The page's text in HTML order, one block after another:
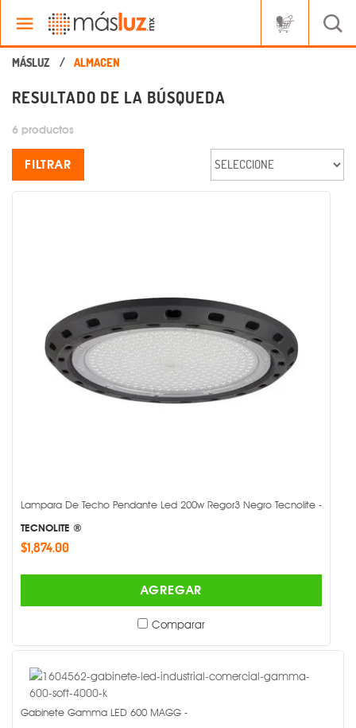
RESULTADO DE LA BÚSQUEDA
6 productos
FILTRAR
Lampara De Techo Pendante Led 200w Regor3 Negro Tecnolite -
TECNOLITE ®
$1,874.00
AGREGAR
Comparar
Gabinete Gamma LED 600 MAGG -